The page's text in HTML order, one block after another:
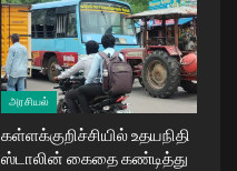
அரசியல்
கள்ளக்குறிச்சியில் உதயநிதி
ஸ்டாலின் கைதை கண்டித்து